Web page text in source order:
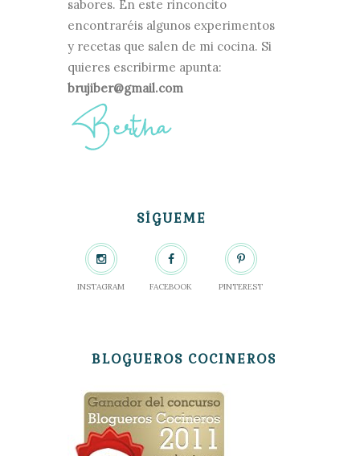
sabores. En este rinconcito
encontraréis algunos experimentos
y recetas que salen de mi cocina. Si
quieres escribirme apunta:
brujiber@gmail.com
SÍGUEME
INSTAGRAM FACEBOOK PINTEREST
BLOGUEROS COCINEROS